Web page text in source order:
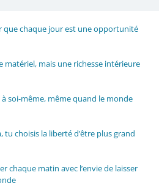
que chaque jour est une opportunité
matériel, mais une richesse intérieure
à soi-même, même quand le monde
tu choisis la liberté d’être plus grand
chaque matin avec l’envie de laisser